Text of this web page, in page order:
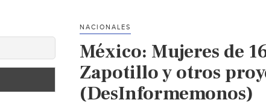
NACIONALES
México: Mujeres de
Zapotillo y otros
(DesInformemonos)